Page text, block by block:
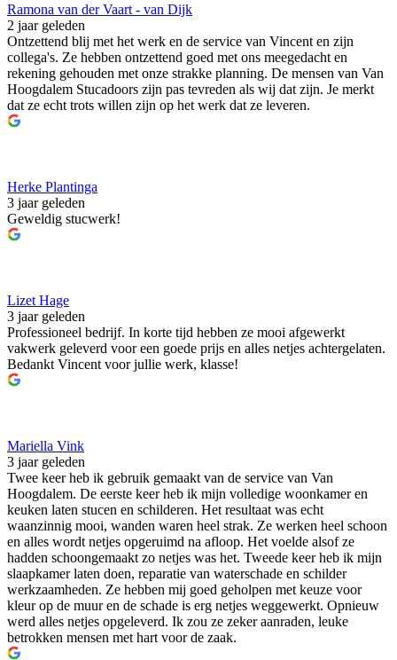
Ramona van der Vaart - van Dijk
2 jaar geleden
Ontzettend blij met het werk en de service van Vincent en zijn
collega's. Ze hebben ontzettend goed met ons meegedacht en
rekening gehouden met onze strakke planning. De mensen van Van
Hoogdalem Stucadoors zijn pas tevreden als wij dat zijn. Je merkt
dat ze echt trots willen zijn op het werk dat ze leveren.
Herke Plantinga
3 jaar geleden
Geweldig stucwerk!
Lizet Hage
3 jaar geleden
Professioneel bedrijf. In korte tijd hebben ze mooi afgewerkt
vakwerk geleverd voor een goede prijs en alles netjes achtergelaten.
Bedankt Vincent voor jullie werk, klasse!
Mariella Vink
3 jaar geleden
Twee keer heb ik gebruik gemaakt van de service van Van
Hoogdalem. De eerste keer heb ik mijn volledige woonkamer en
keuken laten stucen en schilderen. Het resultaat was echt
waanzinnig mooi, wanden waren heel strak. Ze werken heel schoon
en alles wordt netjes opgeruimd na afloop. Het voelde alsof ze
hadden schoongemaakt zo netjes was het. Tweede keer heb ik mijn
slaapkamer laten doen, reparatie van waterschade en schilder
werkzaamheden. Ze hebben mij goed geholpen met keuze voor
kleur op de muur en de schade is erg netjes weggewerkt. Opnieuw
werd alles netjes opgeleverd. Ik zou ze zeker aanraden, leuke
betrokken mensen met hart voor de zaak.